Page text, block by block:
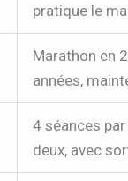
pratique le
Marathon en
années,
4 séances
deux, avec